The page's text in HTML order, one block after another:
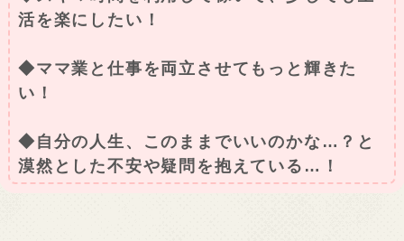
活を楽にしたい！
◆ママ業と仕事を両立させてもっと輝きた
い！
◆自分の人生、このままでいいのかな…？と
漠然とした不安や疑問を抱えている…！